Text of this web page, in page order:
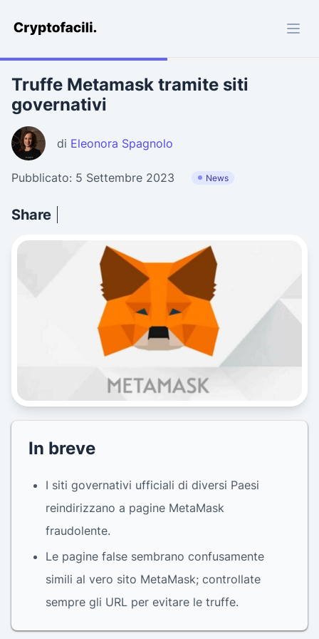
Cryptofacili.com
Truffe Metamask tramite siti
governativi
di Eleonora Spagnolo
Pubblicato: 5 Settembre 2023 News
Share
In breve
I siti governativi ufficiali di diversi Paesi
reindirizzano a pagine MetaMask
fraudolente.
Le pagine false sembrano confusamente
simili al vero sito MetaMask; controllate
sempre gli URL per evitare le truffe.